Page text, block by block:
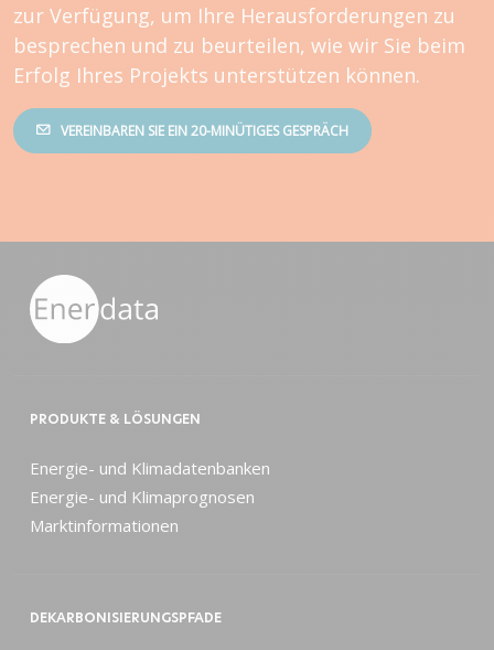
zur Verfügung, um Ihre Herausforderungen zu
besprechen und zu beurteilen, wie wir Sie beim
Erfolg Ihres Projekts unterstützen können.
VEREINBAREN SIE EIN 20-MINÜTIGES GESPRÄCH
PRODUKTE & LÖSUNGEN
Energie- und Klimadatenbanken
Energie- und Klimaprognosen
Marktinformationen
DEKARBONISIERUNGSPFADE